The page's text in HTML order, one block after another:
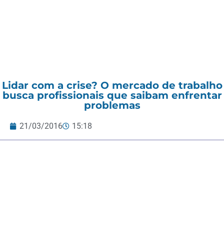
Lidar com a crise? O mercado de trabalho
busca profissionais que saibam enfrentar
problemas
21/03/2016 15:18